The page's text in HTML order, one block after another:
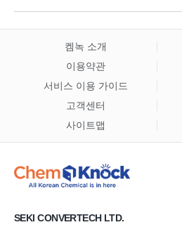
켐녹 소개
이용약관
서비스 이용 가이드
고객센터
사이트맵
SEKI CONVERTECH LTD.